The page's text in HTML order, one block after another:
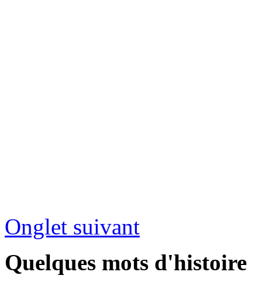
Onglet suivant
Quelques mots d'histoire